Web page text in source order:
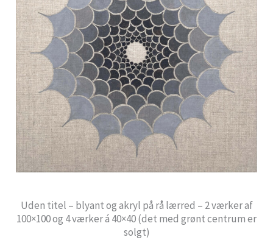
Uden titel – blyant og akryl på rå lærred – 2 værker af
100×100 og 4 værker á 40×40 (det med grønt centrum er
solgt)